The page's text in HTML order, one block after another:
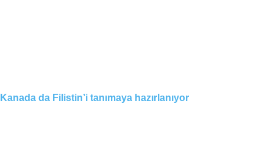
Kanada da Filistin’i tanımaya hazırlanıyor